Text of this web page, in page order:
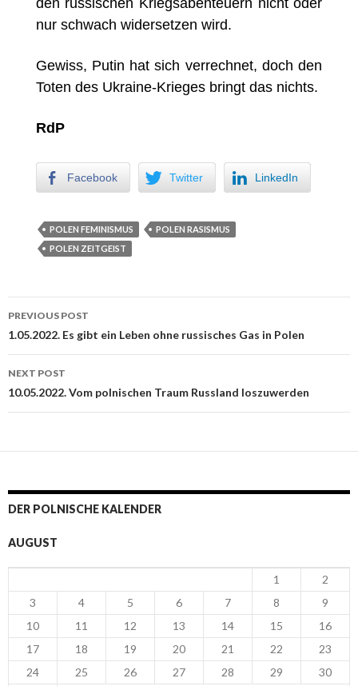
den russischen Kriegsabenteuern nicht oder
nur schwach widersetzen wird.
Gewiss, Putin hat sich verrechnet, doch den
Toten des Ukraine-Krieges bringt das nichts.
RdP
Facebook Twitter LinkedIn
POLEN FEMINISMUS
POLEN RASISMUS
POLEN ZEITGEIST
Post navigation
PREVIOUS POST
1.05.2022. Es gibt ein Leben ohne russisches Gas in Polen
NEXT POST
10.05.2022. Vom polnischen Traum Russland loszuwerden
DER POLNISCHE KALENDER
AUGUST
1
2
3
4 5 6 7 8
9
10
11 12 13 14 15
16
17
18 19 20 21 22
23
24
25 26 27 28 29
30